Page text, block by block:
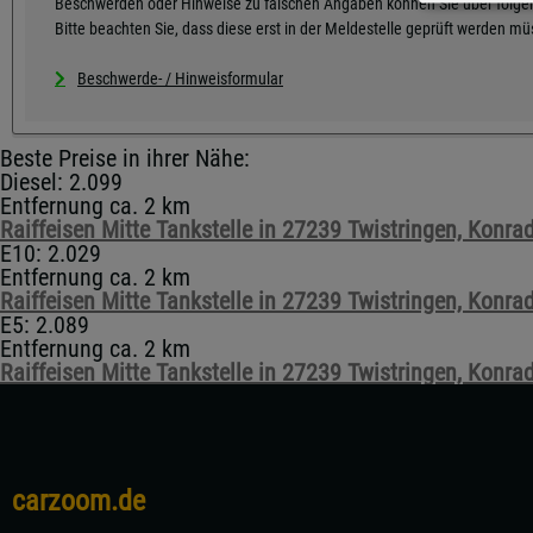
Bitte beachten Sie, dass diese erst in der Meldestelle geprüft werden
Beschwerde- / Hinweisformular
Beste Preise in ihrer Nähe:
Diesel: 2.099
Entfernung ca. 2 km
Raiffeisen Mitte Tankstelle in 27239 Twistringen,
E10: 2.029
Entfernung ca. 2 km
Raiffeisen Mitte Tankstelle in 27239 Twistringen,
E5: 2.089
Entfernung ca. 2 km
Raiffeisen Mitte Tankstelle in 27239 Twistringen,
carzoom.de